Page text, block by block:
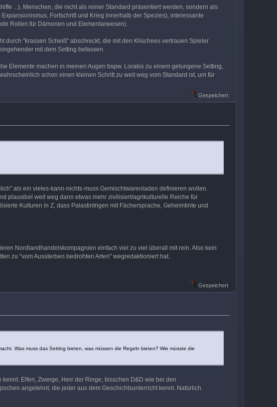
...), Menschen, die nicht als reiner Standard präsentiert werden, sondern als
Fortschritt und Krieg innerhalb der Spezies), interessante
Rollen für Dämonen und Elementarwesen).
"krassen Scheiß" abschreckt, die mit den Klischees vertrauen Spieler
mit dem Setting befassen.
Elemente machen in meinen Augen bspw. Lorakis zu einem gelungene Setting,
schon einen kleinen Schritt zu weit weg vom Standard ist, um für
Gespeichert
als ein vieles-kann-nichts-muss Gemischtwarenladen definieren wollen.
plausibel weit weg dann etwas mehr zivilisiert/agrikulturelle Reiche für
Kulturen in Z, dass Palastintrigen mit Fächersprache, Geheimtinte und
Nordlandhandelskompagnien einfach viel zu viel überall mit rein. Also kein
zu "vom Aussterben bedrohten Arten" wegredaktioniert hat.
Gespeichert
Was muss das Setting bieten, was müssen die Regeln bieten? Wie müsste die
Elfen, Zwerge, Herr der Ringe, bisschen D&D wie bei den
angelehnt, die jeder aus dem Geschichtsunterricht kennt. Natürlich